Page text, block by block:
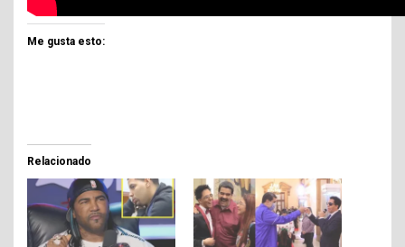
Me gusta esto:
Relacionado